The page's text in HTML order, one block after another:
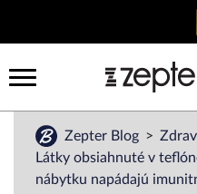
Zepter Blog
Látky obsiahnuté v
nábytku napádajú